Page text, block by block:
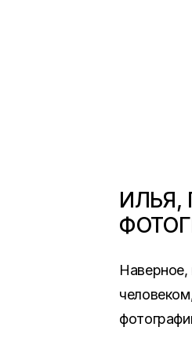
ИЛЬЯ,
Наверное,